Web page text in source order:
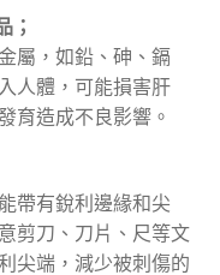
；
屬，如鉛、砷、鎘
人體，可能損害肝
育造成不良影響。
帶有銳利邊緣和尖
剪刀、刀片、尺等文
尖端，減少被刺傷的